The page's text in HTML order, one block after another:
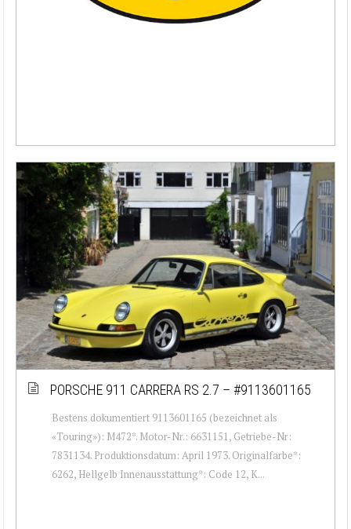
PORSCHE 911 CARRERA RS 2.7 – #9113601165
Bestens dokumentiert 9113601165 (bezeichnet als
«Touring»): M472*. Motor-Nr.: 6631151, Getriebe-Nr:
7831134. Produktionsdatum: April 1973. Originalfarbe*:
6262, Hellgelb Innenausstattung*: Code 12, K...